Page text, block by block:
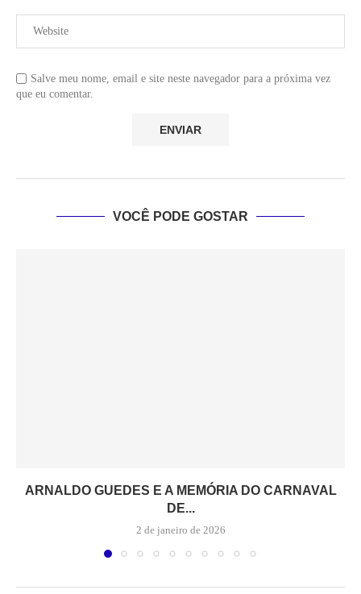
Salve meu nome, email e site neste navegador para a próxima vez
que eu comentar.
VOCÊ PODE GOSTAR
ARNALDO GUEDES E A MEMÓRIA DO CARNAVAL
DE...
2 de janeiro de 2026